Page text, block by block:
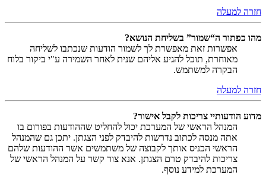
חזרה למעלה
מהו כפתור ה“שמור” בשליחת הנושא?
אפשרות זאת מאפשרת לך לשמור הודעות שנכתבו לשליחה
מאוחרת, תוכל להגיע אליהם שנית לאחר השמירה ע"י ביקור בלוח
הבקרה למשתמש.
חזרה למעלה
מדוע הודעותיי צריכות לקבל אישור?
המנהל הראשי של המערכת יכול להחליט שההודעות בפורום בו
אתה מנסה לכתוב נדרשות להיבדק לפני הצגתן. יתכן גם שהמנהל
הראשי הכניס אותך לקבוצה של משתמשים אשר ההודעות שלהם
צריכות להיבדק טרם הצגתן. אנא צור קשר על המנהל הראשי של
המערכת למידע נוסף.